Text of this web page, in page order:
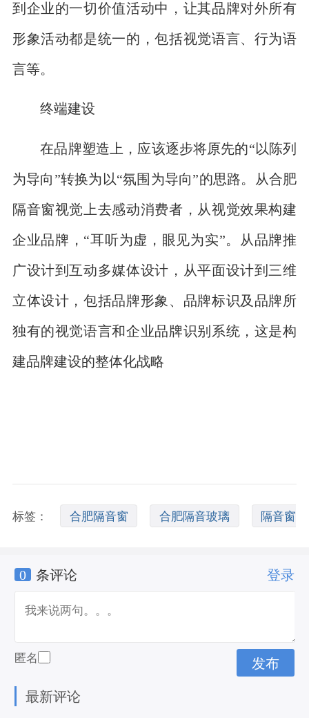
到企业的一切价值活动中，让其品牌对外所有
形象活动都是统一的，包括视觉语言、行为语
言等。
终端建设
在品牌塑造上，应该逐步将原先的“以陈列
为导向”转换为以“氛围为导向”的思路。从合肥
隔音窗视觉上去感动消费者，从视觉效果构建
企业品牌，“耳听为虚，眼见为实”。从品牌推
广设计到互动多媒体设计，从平面设计到三维
立体设计，包括品牌形象、品牌标识及品牌所
独有的视觉语言和企业品牌识别系统，这是构
建品牌建设的整体化战略
标签： 合肥隔音窗 合肥隔音玻璃 隔音窗
价格
0 条评论 登录
匿名
最新评论